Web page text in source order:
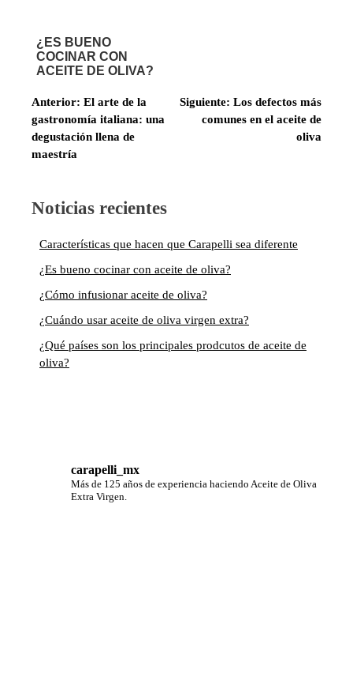
¿ES BUENO
COCINAR CON
ACEITE DE OLIVA?
Navegación
de
entradas
Anterior: El arte de la
gastronomía italiana: una
degustación llena de
maestría
Siguiente: Los defectos más
comunes en el aceite de
oliva
Noticias recientes
Características que hacen que Carapelli sea diferente
¿Es bueno cocinar con aceite de oliva?
¿Cómo infusionar aceite de oliva?
¿Cuándo usar aceite de oliva virgen extra?
¿Qué países son los principales prodcutos de aceite de
oliva?
carapelli_mx
Más de 125 años de experiencia haciendo Aceite de Oliva
Extra Virgen.